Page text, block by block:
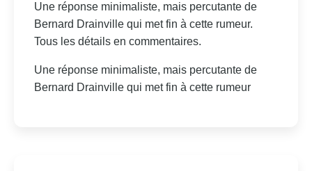
Une réponse minimaliste, mais percutante de
Bernard Drainville qui met fin à cette rumeur.
Tous les détails en commentaires.
Une réponse minimaliste, mais percutante de
Bernard Drainville qui met fin à cette rumeur